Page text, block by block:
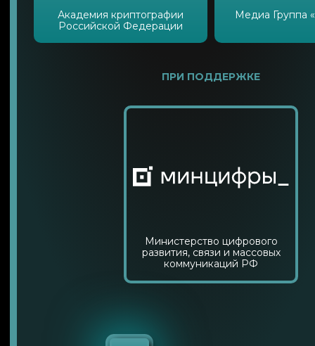
Академия криптографии
Российской Федерации
Медиа Группа
ПРИ ПОДДЕРЖКЕ
Министерство цифрового
развития, связи и массовых
коммуникаций РФ